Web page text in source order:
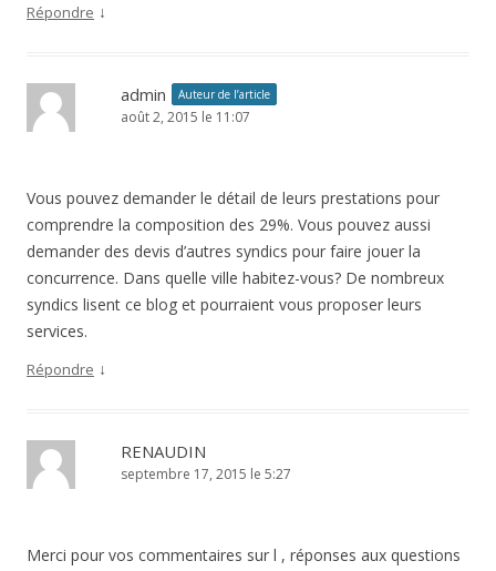
Répondre ↓
admin Auteur de l’article
août 2, 2015 le 11:07
Vous pouvez demander le détail de leurs prestations pour
comprendre la composition des 29%. Vous pouvez aussi
demander des devis d’autres syndics pour faire jouer la
concurrence. Dans quelle ville habitez-vous? De nombreux
syndics lisent ce blog et pourraient vous proposer leurs
services.
Répondre ↓
RENAUDIN
septembre 17, 2015 le 5:27
Merci pour vos commentaires sur l , réponses aux questions